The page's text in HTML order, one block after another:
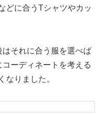
どに合うTシャツやカッ
それに合う服を選べば
ーディネートを考える
なりました。